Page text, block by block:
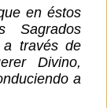
en éstos
Sagrados
a través de
Divino,
a